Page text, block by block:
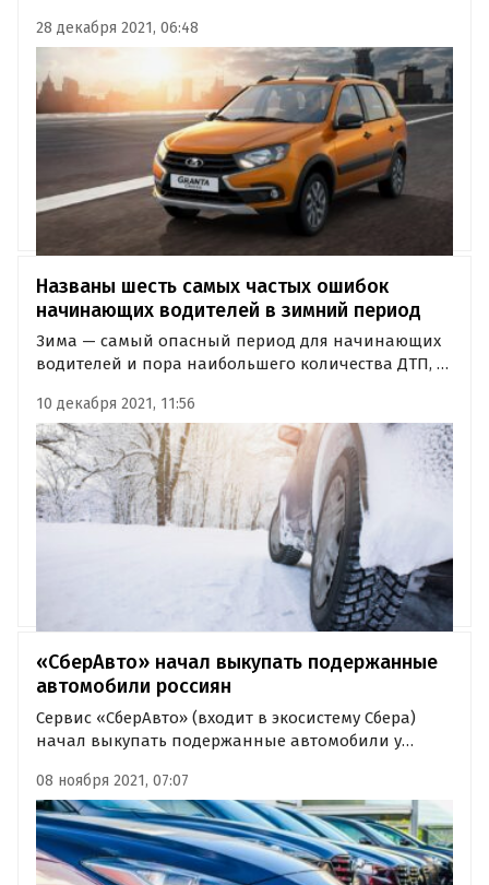
равно стала отечественная LADA. Об этом
говорится в свежем исследовании сервиса
«СберАвто», дочерней компании Сбера.
28 декабря 2021, 06:48
Названы шесть самых частых ошибок
начинающих водителей в зимний период
Зима — самый опасный период для начинающих
водителей и пора наибольшего количества ДТП, к
халатность по отношению к собственной машине
и банальное неумение новичков ездить в зимних
условиях.
10 декабря 2021, 11:56
«СберАвто» начал выкупать подержанные
автомобили россиян
Сервис «СберАвто» (входит в экосистему Сбера)
начал выкупать подержанные автомобили у
доступна только жителям Москвы, но уже в
следующем году она заработает по всей России,
пишут «Ведомости» со ссылкой на…
08 ноября 2021, 07:07